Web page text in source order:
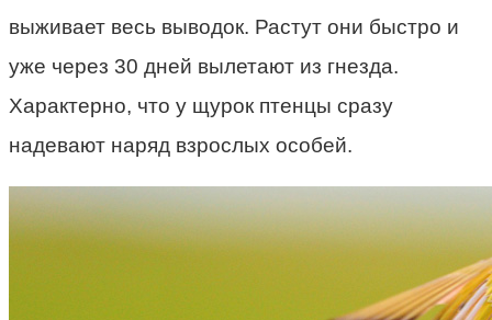
выживает весь выводок. Растут они быстро и
уже через 30 дней вылетают из гнезда.
Характерно, что у щурок птенцы сразу
надевают наряд взрослых особей.